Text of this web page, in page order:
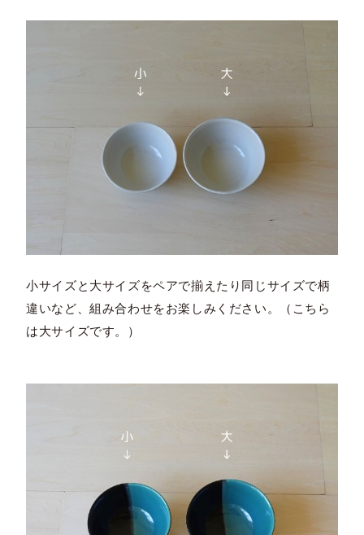
小サイズと大サイズをペアで揃えたり同じサイズで柄
違いなど、組み合わせをお楽しみください。（こちら
は大サイズです。）